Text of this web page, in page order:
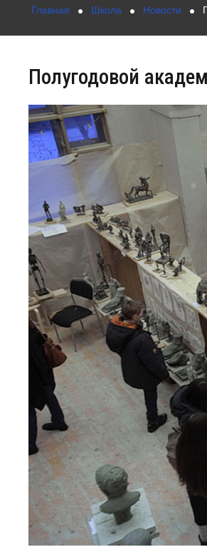
Образование
Курсы повышения квалификации
Центр непрерывного образования
Конкурсы
Творческий инкубатор
Главная Школа Новости
Полугодовой